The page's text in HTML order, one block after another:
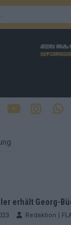
erhält Georg-
Redaktion |